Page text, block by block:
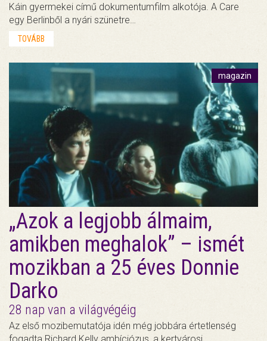
Káin gyermekei című dokumentumfilm alkotója. A Care
egy Berlinből a nyári szünetre…
TOVÁBB
magazin
„Azok a legjobb álmaim,
amikben meghalok” – ismét
mozikban a 25 éves Donnie
Darko
28 nap van a világvégéig
Az első mozibemutatója idén még jobbára értetlenség